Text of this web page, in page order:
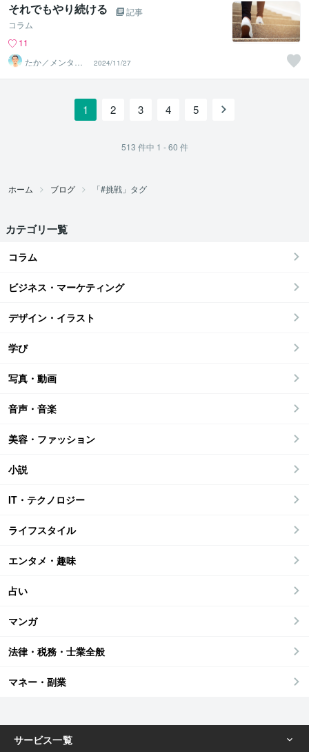
それでもやり続ける
記事
コラム
11
たか／メンタル
パートナー
2024/11/27
1 2 3 4 5
513 件中 1 - 60 件
ホーム ブログ 「#挑戦」タグ
カテゴリ一覧
コラム
ビジネス・マーケティング
デザイン・イラスト
学び
写真・動画
音声・音楽
美容・ファッション
小説
IT・テクノロジー
ライフスタイル
エンタメ・趣味
占い
マンガ
法律・税務・士業全般
マネー・副業